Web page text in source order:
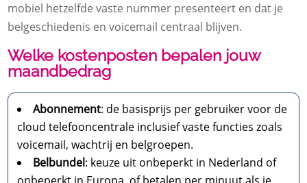
mobiel hetzelfde vaste nummer presenteert en dat je
belgeschiedenis en voicemail centraal blijven.
Welke kostenposten bepalen jouw
maandbedrag
Abonnement: de basisprijs per gebruiker voor de
cloud telefooncentrale inclusief vaste functies zoals
voicemail, wachtrij en belgroepen.
Belbundel: keuze uit onbeperkt in Nederland of